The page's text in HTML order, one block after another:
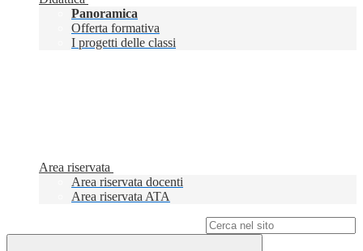
Panoramica
Offerta formativa
I progetti delle classi
Area riservata
Area riservata docenti
Area riservata ATA